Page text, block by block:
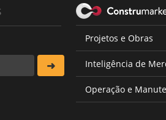
Projetos e Obras
Inteligência de
Operação e